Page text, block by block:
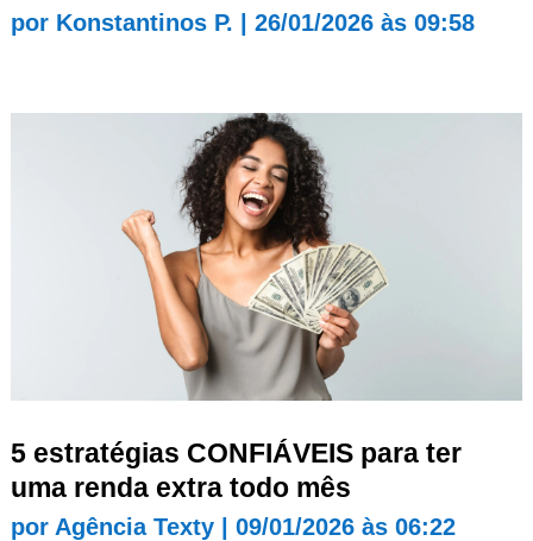
por Konstantinos P. 26/01/2026 às 09:58
5 estratégias CONFIÁVEIS para ter
uma renda extra todo mês
por Agência Texty| 09/01/2026 às 06:22